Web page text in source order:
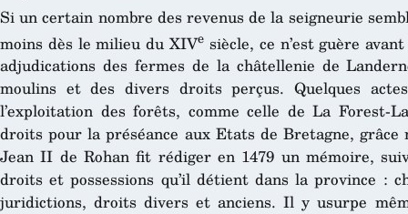
Si un certain nombre des revenus de la seigneurie
moins dès le milieu du XIVe siècle, ce n’est guère
adjudications des fermes de la châtellenie de
moulins et des divers droits perçus. Quelques
l’exploitation des forêts, comme celle de La Forest-
droits pour la préséance aux Etats de Bretagne,
Jean II de Rohan fit rédiger en 1479 un mémoire,
droits et possessions qu’il détient dans la province :
juridictions, droits divers et anciens. Il y usurpe